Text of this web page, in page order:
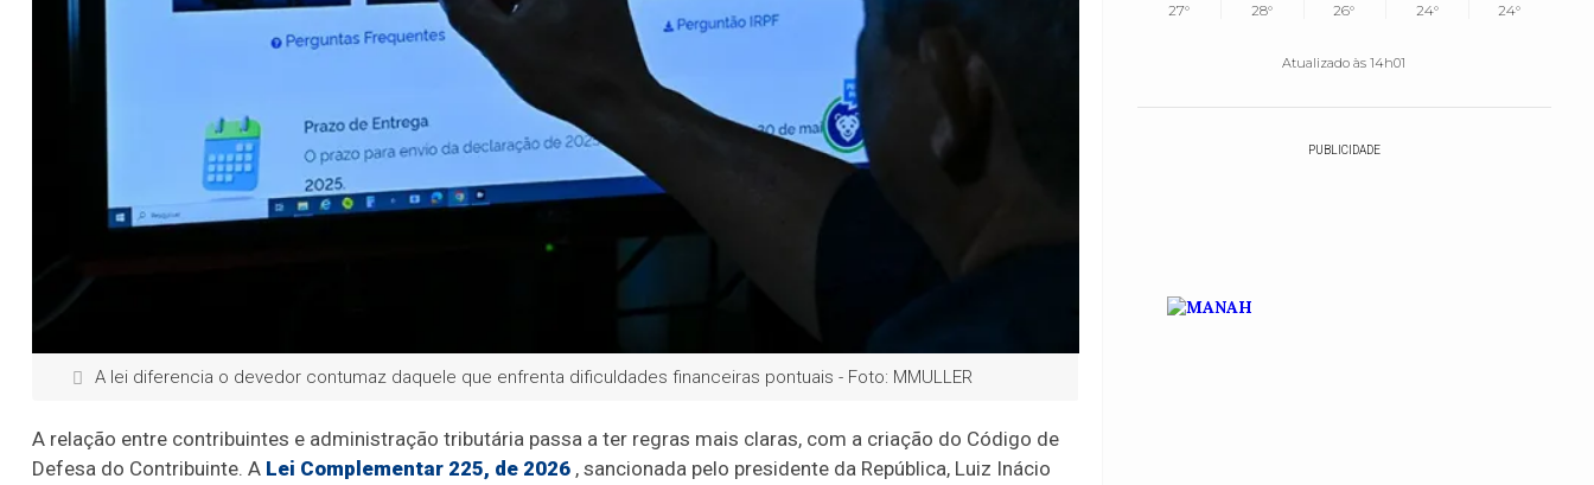
A lei diferencia o devedor contumaz daquele que enfrenta dificuldades financeiras pontuais - Foto: MMULLER
A relação entre contribuintes e administração tributária passa a ter regras mais claras, com a criação do Código de
Defesa do Contribuinte. A Lei Complementar 225, de 2026 , sancionada pelo presidente da República, Luiz Inácio
27°
28°
26°
24°
24°
Atualizado às 14h01
PUBLICIDADE